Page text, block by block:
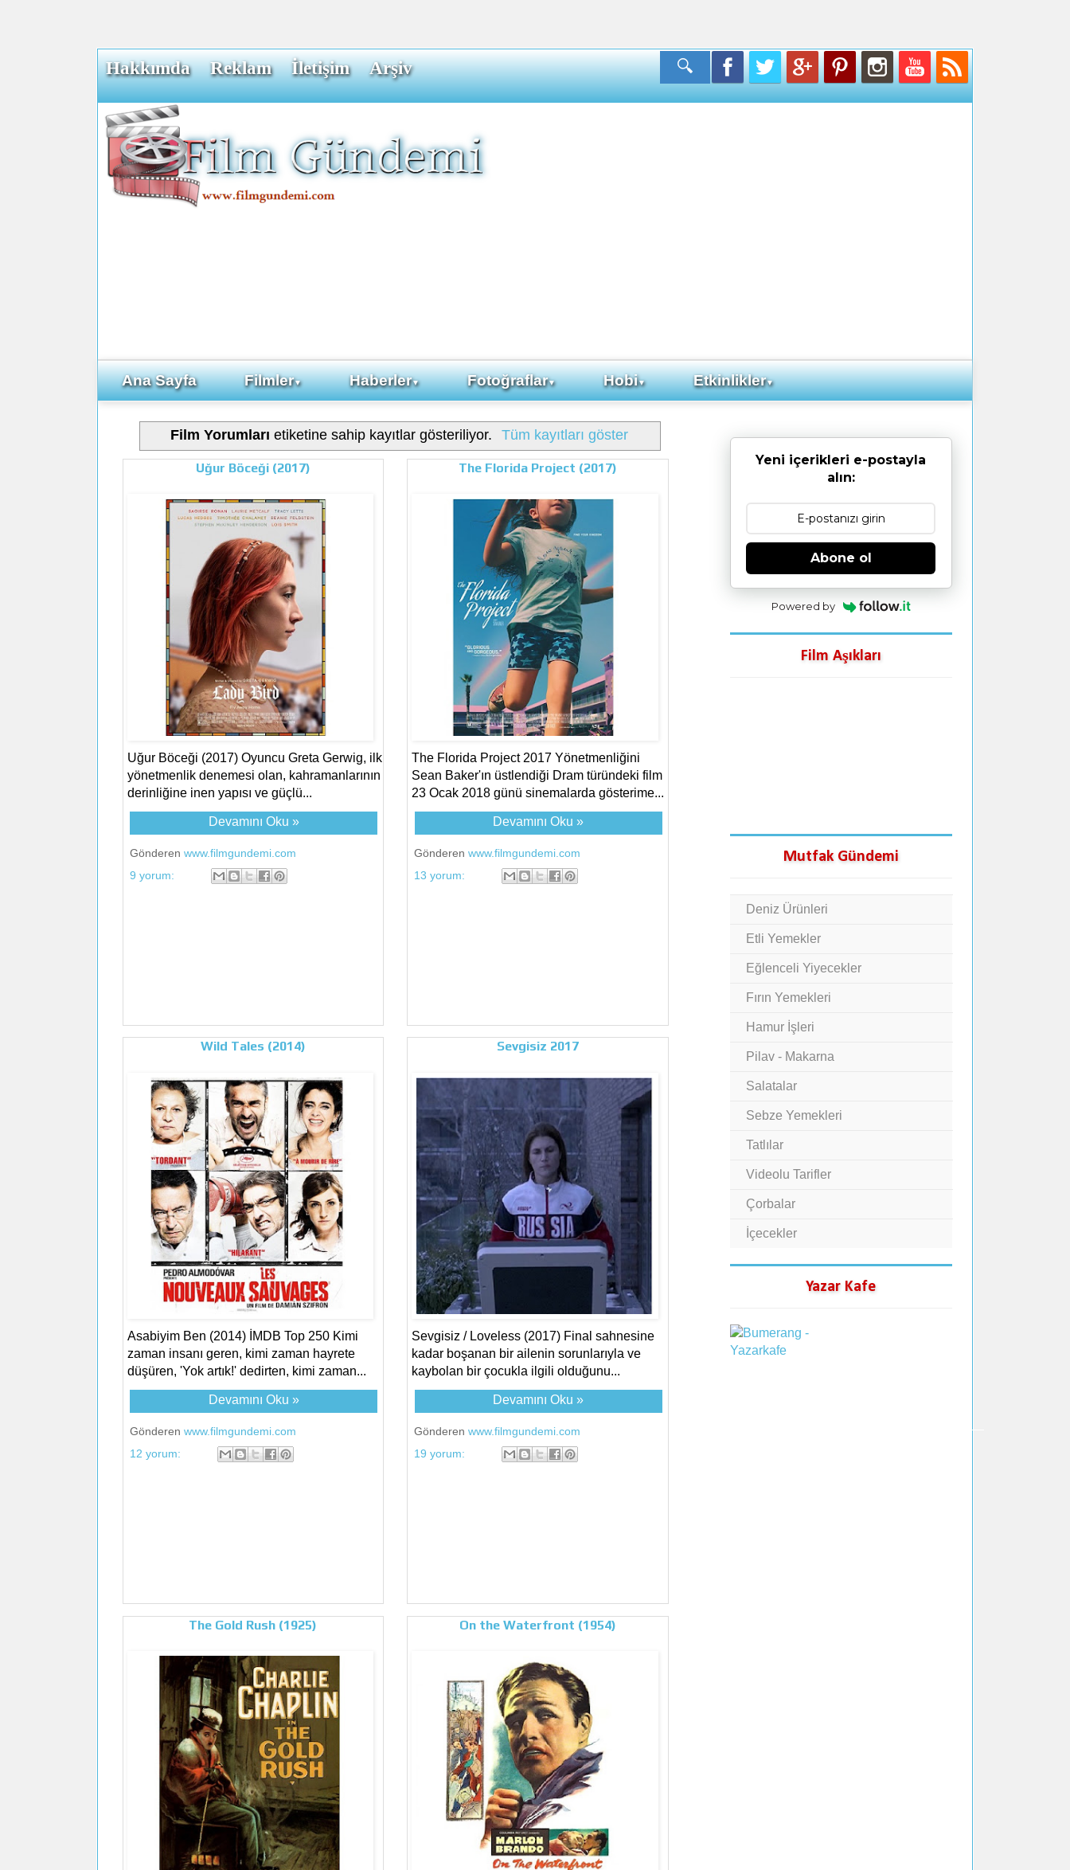
Hakkımda Reklam İletişim Arşiv
Ana Sayfa Filmler▼ Haberler▼ Fotoğraflar▼ Hobi▼ Etkinlikler▼
Film Yorumları etiketine sahip kayıtlar gösteriliyor. Tüm kayıtları göster
Uğur Böceği (2017)
Uğur Böceği (2017) Oyuncu Greta Gerwig, ilk
yönetmenlik denemesi olan, kahramanlarının
derinliğine inen yapısı ve güçlü...
Devamını Oku »
Gönderen www.filmgundemi.com
9 yorum:
The Florida Project (2017)
The Florida Project 2017 Yönetmenliğini
Sean Baker'ın üstlendiği Dram türündeki film
23 Ocak 2018 günü sinemalarda gösterime...
Devamını Oku »
Gönderenwww.filmgundemi.com
13 yorum:
Wild Tales (2014)
Asabiyim Ben (2014) İMDB Top 250 Kimi
zaman insanı geren, kimi zaman hayrete
düşüren, 'Yok artık!' dedirten, kimi zaman...
Devamını Oku »
Gönderen www.filmgundemi.com
12 yorum:
Sevgisiz 2017
Sevgisiz / Loveless (2017) Final sahnesine
kadar boşanan bir ailenin sorunlarıyla ve
kaybolan bir çocukla ilgili olduğunu...
Devamını Oku »
Gönderenwww.filmgundemi.com
19 yorum:
The Gold Rush (1925) On the Waterfront (1954)
Yeni içerikleri e-postayla
alın:
Abone ol
Powered by
Film Aşıkları
Mutfak Gündemi
Deniz Ürünleri
Etli Yemekler
Eğlenceli Yiyecekler
Fırın Yemekleri
Hamur İşleri
Pilav - Makarna
Salatalar
Sebze Yemekleri
Tatlılar
Videolu Tarifler
Çorbalar
İçecekler
Yazar Kafe